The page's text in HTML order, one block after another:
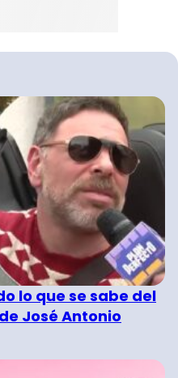
lo que se sabe del
José Antonio